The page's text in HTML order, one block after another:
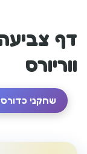
דף
ווריורס
שחקני